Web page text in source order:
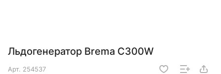
Льдогенератор Brema C300W
Арт. 254537